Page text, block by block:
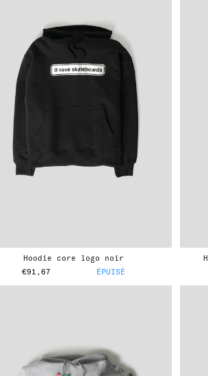
hoodie core logo noir
€91,67
ÉPUISÉ